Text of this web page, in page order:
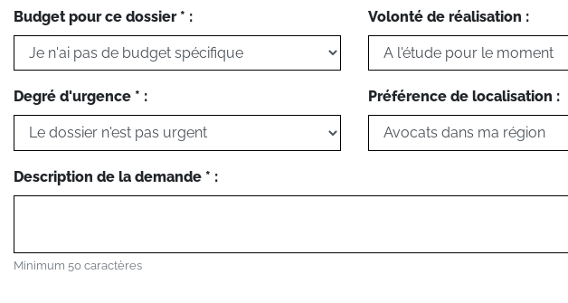
Budget pour ce dossier * : Volonté de réalisation :
Degré d'urgence * : Préférence de localisation :
Description de la demande * :
Minimum 50 caractères